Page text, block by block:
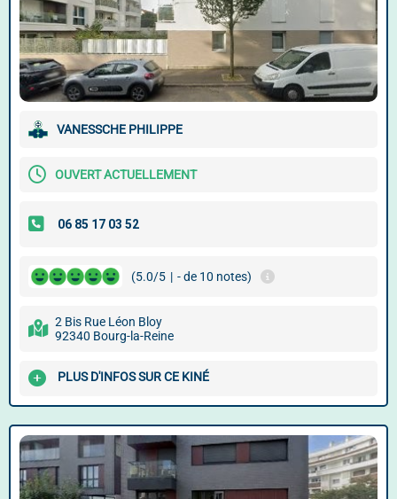
VANESSCHE PHILIPPE
OUVERT ACTUELLEMENT
(5.0/5 | - de 10 notes)
2 Bis Rue Léon Bloy
92340 Bourg-la-Reine
PLUS D'INFOS SUR CE KINÉ